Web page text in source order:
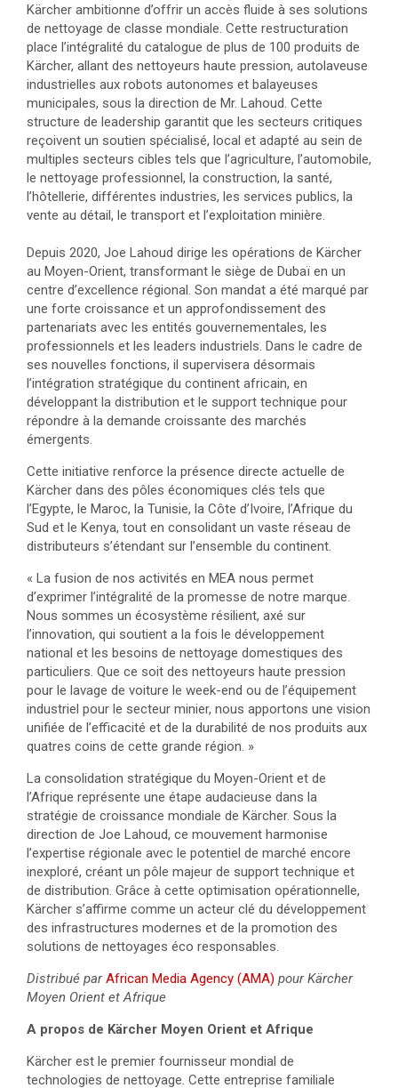
Kärcher ambitionne d’offrir un accès fluide à ses solutions
de nettoyage de classe mondiale. Cette restructuration
place l’intégralité du catalogue de plus de 100 produits de
Kärcher, allant des nettoyeurs haute pression, autolaveuse
industrielles aux robots autonomes et balayeuses
municipales, sous la direction de Mr. Lahoud. Cette
structure de leadership garantit que les secteurs critiques
reçoivent un soutien spécialisé, local et adapté au sein de
multiples secteurs cibles tels que l’agriculture, l’automobile,
le nettoyage professionnel, la construction, la santé,
l’hôtellerie, différentes industries, les services publics, la
vente au détail, le transport et l’exploitation minière.
Depuis 2020, Joe Lahoud dirige les opérations de Kärcher
au Moyen-Orient, transformant le siège de Dubaï en un
centre d’excellence régional. Son mandat a été marqué par
une forte croissance et un approfondissement des
partenariats avec les entités gouvernementales, les
professionnels et les leaders industriels. Dans le cadre de
ses nouvelles fonctions, il supervisera désormais
l’intégration stratégique du continent africain, en
développant la distribution et le support technique pour
répondre à la demande croissante des marchés
émergents.
Cette initiative renforce la présence directe actuelle de
Kärcher dans des pôles économiques clés tels que
l’Egypte, le Maroc, la Tunisie, la Côte d’Ivoire, l’Afrique du
Sud et le Kenya, tout en consolidant un vaste réseau de
distributeurs s’étendant sur l’ensemble du continent.
« La fusion de nos activités en MEA nous permet
d’exprimer l’intégralité de la promesse de notre marque.
Nous sommes un écosystème résilient, axé sur
l’innovation, qui soutient a la fois le développement
national et les besoins de nettoyage domestiques des
particuliers. Que ce soit des nettoyeurs haute pression
pour le lavage de voiture le week-end ou de l’équipement
industriel pour le secteur minier, nous apportons une vision
unifiée de l’efficacité et de la durabilité de nos produits aux
quatres coins de cette grande région. »
La consolidation stratégique du Moyen-Orient et de
l’Afrique représente une étape audacieuse dans la
stratégie de croissance mondiale de Kärcher. Sous la
direction de Joe Lahoud, ce mouvement harmonise
l’expertise régionale avec le potentiel de marché encore
inexploré, créant un pôle majeur de support technique et
de distribution. Grâce à cette optimisation opérationnelle,
Kärcher s’affirme comme un acteur clé du développement
des infrastructures modernes et de la promotion des
solutions de nettoyages éco responsables.
Distribué parAfrican Media Agency (AMA) pour Kärcher
Moyen Orient et Afrique
A propos de Kärcher Moyen Orient et Afrique
Kärcher est le premier fournisseur mondial de
technologies de nettoyage. Cette entreprise familiale